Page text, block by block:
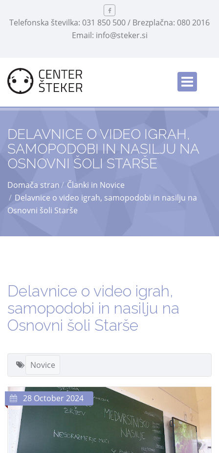
Telefonska številka: 031 850 500 / Brezplačna: 080 2016
Email: info@steker.si
DELAVNICE O VIDEO IGRAH,
SAMOPODOBI IN NASILJU NA
OSNOVNI ŠOLI STARŠE
Domača stran
Članki in Novice
Delavnice o video igrah, samopodobi in nasilju na
Osnovni šoli Starše
Delavnice o video igrah,
samopodobi in nasilju na
Osnovni šoli Starše
Novice
28 October 2024